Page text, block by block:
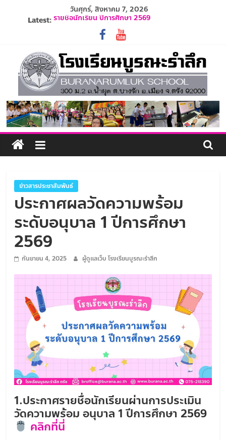
วันศุกร์, สิงหาคม 7, 2026
Latest: รายชื่อนักเรียน ปีการศึกษา 2569
ปฏิทินโรงเรียนบูรณะรำลึก ปีการศึกษา 2569
ประกาศรับสมัครครูและบุคลากร ปีการศึกษา 2569
ระเบียบการแต่งกายนักเรียน ปีการศึกษา 2569
รับสมัครนักเรียนอนุบาล 1 ปีการศึกษา 2570
โรงเรียน
บูรณะ
รำลึก
ปัญญา
วินัย
คุณธรรม
ค้ำจุน
ข่าวสารประชาสัมพันธ์
ประกาศผลวัดความพร้อม
ระดับอนุบาล 1 ปีการศึกษา
2569
กันยายน 4, 2025 ผู้ดูแลเว็บ โรงเรียนบูรณะรำลึก
1.ประกาศรายชื่อนักเรียนผ่านการประเมิน
วัดความพร้อม อนุบาล 1 ปีการศึกษา 2569
คลิกที่นี่